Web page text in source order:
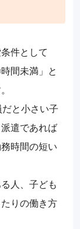
件として
間未満」と
と小さい子
遣であれば
時間の短い
人、子ども
りの働き方